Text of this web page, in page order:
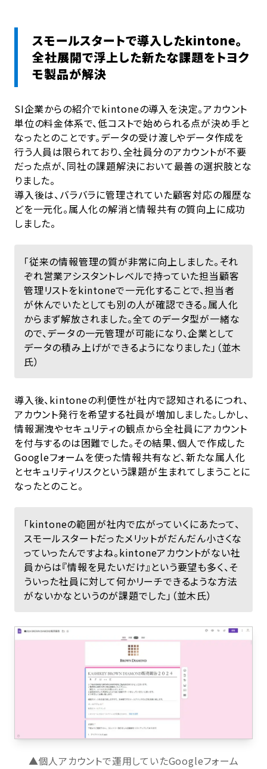
スモールスタートで導入したkintone。
全社展開で浮上した新たな課題をトヨク
モ製品が解決
SI企業からの紹介でkintoneの導入を決定。アカウント
単位の料金体系で、低コストで始められる点が決め手と
なったとのことです。データの受け渡しやデータ作成を
行う人員は限られており、全社員分のアカウントが不要
だった点が、同社の課題解決において最善の選択肢とな
りました。
導入後は、バラバラに管理されていた顧客対応の履歴な
どを一元化。属人化の解消と情報共有の質向上に成功
しました。
「従来の情報管理の質が非常に向上しました。それ
ぞれ営業アシスタントレベルで持っていた担当顧客
管理リストをkintoneで一元化することで、担当者
が休んでいたとしても別の人が確認できる。属人化
からまず解放されました。全てのデータ型が一緒な
ので、データの一元管理が可能になり、企業として
データの積み上げができるようになりました」（並木
氏）
導入後、kintoneの利便性が社内で認知されるにつれ、
アカウント発行を希望する社員が増加しました。しかし、
情報漏洩やセキュリティの観点から全社員にアカウント
を付与するのは困難でした。その結果、個人で作成した
Googleフォームを使った情報共有など、新たな属人化
とセキュリティリスクという課題が生まれてしまうことに
なったとのこと。
「kintoneの範囲が社内で広がっていくにあたって、
スモールスタートだったメリットがだんだん小さくな
っていったんですよね。kintoneアカウントがない社
員からは『情報を見たいだけ』という要望も多く、そ
ういった社員に対して何かリーチできるような方法
がないかなというのが課題でした」（並木氏）
▲個人アカウントで運用していたGoogleフォーム